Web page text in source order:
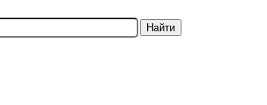
Найти